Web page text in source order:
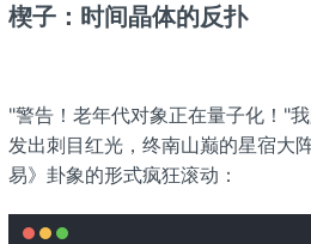
楔子：时间晶体的反扑
"警告！老年代对象正在量子化！"
发出刺目红光，终南山巅的星宿大
易》卦象的形式疯狂滚动：